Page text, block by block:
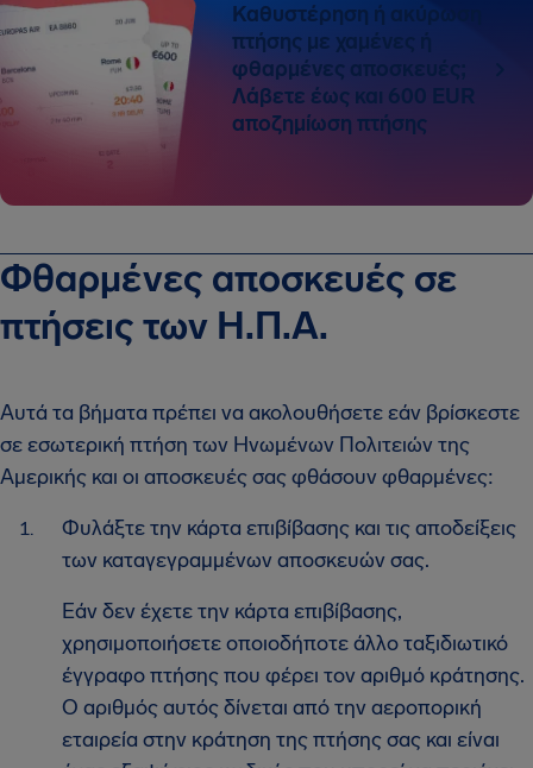
Καθυστέρηση ή ακύρωση
πτήσης με χαμένες ή
φθαρμένες αποσκευές;
Λάβετε έως και 600 EUR
αποζημίωση πτήσης
Φθαρμένες αποσκευές σε
πτήσεις των Η.Π.Α.
Αυτά τα βήματα πρέπει να ακολουθήσετε εάν βρίσκεστε
σε εσωτερική πτήση των Ηνωμένων Πολιτειών της
Αμερικής και οι αποσκευές σας φθάσουν φθαρμένες:
Φυλάξτε την κάρτα επιβίβασης και τις αποδείξεις
των καταγεγραμμένων αποσκευών σας.
Εάν δεν έχετε την κάρτα επιβίβασης,
χρησιμοποιήσετε οποιοδήποτε άλλο ταξιδιωτικό
έγγραφο πτήσης που φέρει τον αριθμό κράτησης.
Ο αριθμός αυτός δίνεται από την αεροπορική
εταιρεία στην κράτηση της πτήσης σας και είναι